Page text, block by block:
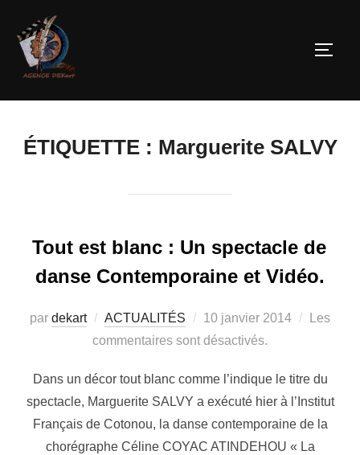
ÉTIQUETTE : Marguerite SALVY
Tout est blanc : Un spectacle de
danse Contemporaine et Vidéo.
par dekart ACTUALITÉS 10 janvier 2014
Les
commentaires sont désactivés.
Dans un décor tout blanc comme l’indique le titre du
spectacle, Marguerite SALVY a exécuté hier à l’Institut
Français de Cotonou, la danse contemporaine de la
chorégraphe Céline COYAC ATINDEHOU « La